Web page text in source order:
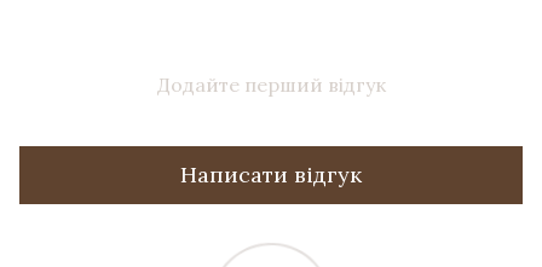
Додайте перший відгук
Написати відгук